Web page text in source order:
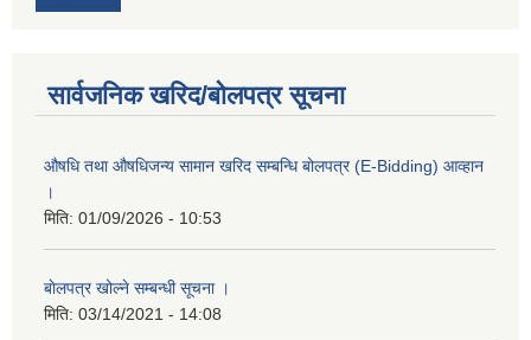
सार्वजनिक खरिद/बोलपत्र सूचना
औषधि तथा औषधिजन्य सामान खरिद सम्बन्धि बोलपत्र (E-Bidding) आव्हान
।
मिति: 01/09/2026 - 10:53
बाेलपत्र खोल्ने सम्बन्धी सूचना ।
मिति: 03/14/2021 - 14:08